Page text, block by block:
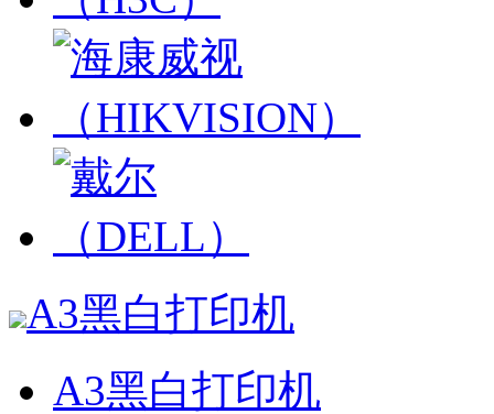
A3黑白打印机
A3黑白打印机